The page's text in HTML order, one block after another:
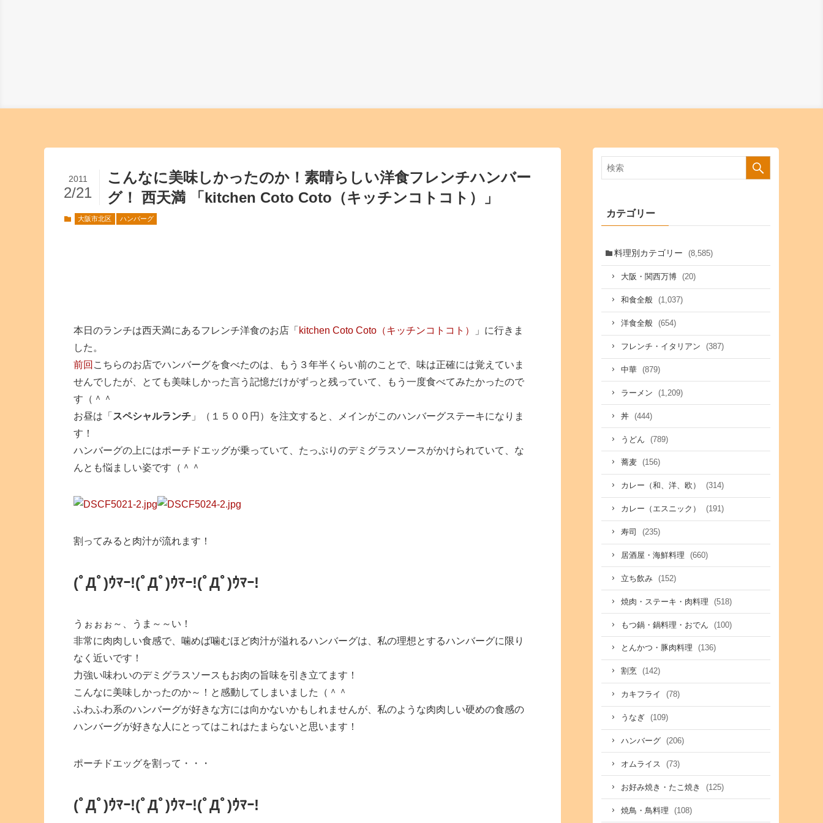
こんなに美味しかったのか！素晴らしい洋食フレンチハンバー
グ！ 西天満 「kitchen Coto Coto（キッチンコトコト）」
2011
2/21
大阪市北区 ハンバーグ
本日のランチは西天満にあるフレンチ洋食のお店「 kitchen Coto Coto（キッチンコトコト）
」に行きま
した。
前回 こちらのお店でハンバーグを食べたのは、もう３年半くらい前のことで、味は正確には覚えていま
せんでしたが、とても美味しかった言う記憶だけがずっと残っていて、もう一度食べてみたかったので
す（＾＾
お昼は「 スペシャルランチ 」（１５００円）を注文すると、メインがこのハンバーグステーキになりま
す！
ハンバーグの上にはポーチドエッグが乗っていて、たっぷりのデミグラスソースがかけられていて、な
んとも悩ましい姿です（＾＾
割ってみると肉汁が流れます！
(ﾟДﾟ)ｳﾏｰ!(ﾟДﾟ)ｳﾏｰ!(ﾟДﾟ)ｳﾏｰ!
うぉぉぉ～、うま～～い！
非常に肉肉しい食感で、噛めば噛むほど肉汁が溢れるハンバーグは、私の理想とするハンバーグに限り
なく近いです！
力強い味わいのデミグラスソースもお肉の旨味を引き立てます！
こんなに美味しかったのか～！と感動してしまいました（＾＾
ふわふわ系のハンバーグが好きな方には向かないかもしれませんが、私のような肉肉しい硬めの食感の
ハンバーグが好きな人にとってはこれはたまらないと思います！
ポーチドエッグを割って・・・
(ﾟДﾟ)ｳﾏｰ!(ﾟДﾟ)ｳﾏｰ!(ﾟДﾟ)ｳﾏｰ!
カテゴリー
料理別カテゴリー (8,585)
大阪・関西万博 (20)
和食全般 (1,037)
洋食全般 (654)
フレンチ・イタリアン (387)
中華 (879)
ラーメン (1,209)
丼 (444)
うどん (789)
蕎麦 (156)
カレー（和、洋、欧） (314)
カレー（エスニック） (191)
寿司 (235)
居酒屋・海鮮料理 (660)
立ち飲み (152)
焼肉・ステーキ・肉料理 (518)
もつ鍋・鍋料理・おでん (100)
とんかつ・豚肉料理 (136)
割烹 (142)
カキフライ (78)
うなぎ (109)
ハンバーグ (206)
オムライス (73)
お好み焼き・たこ焼き (125)
焼鳥・鳥料理 (108)